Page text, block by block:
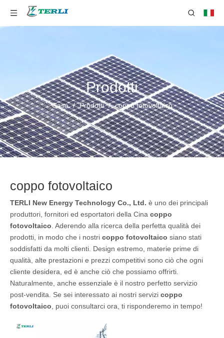
Prodotti
Casa / Prodotti / coppo fotovoltaico
coppo fotovoltaico
TERLI New Energy Technology Co., Ltd. è uno dei principali
produttori, fornitori ed esportatori della Cina coppo
fotovoltaico . Aderendo alla ricerca della perfetta qualità dei
prodotti, in modo che i nostri coppo fotovoltaico siano stati
soddisfatti da molti clienti. Design estremo, materie prime di
qualità, alte prestazioni e prezzi competitivi sono ciò che ogni
cliente desidera, ed è anche ciò che possiamo offrirti.
Naturalmente, anche essenziale è il nostro perfetto servizio
post-vendita. Se sei interessato ai nostri servizi coppo
fotovoltaico , puoi consultarci ora, ti risponderemo in tempo!